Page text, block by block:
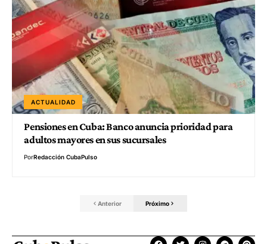
ACTUALIDAD
Pensiones en Cuba: Banco anuncia prioridad para
adultos mayores en sus sucursales
PorRedacción CubaPulso
Anterior Próximo